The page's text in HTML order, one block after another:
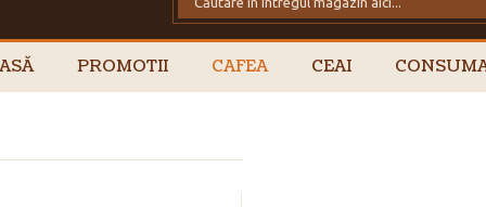
PROMOTII CAFEA CEAI